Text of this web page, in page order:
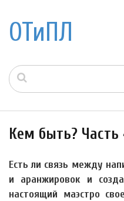
ОТиПЛ
Кем быть? Часть
Есть ли связь между
и аранжировок и
настоящий маэстро